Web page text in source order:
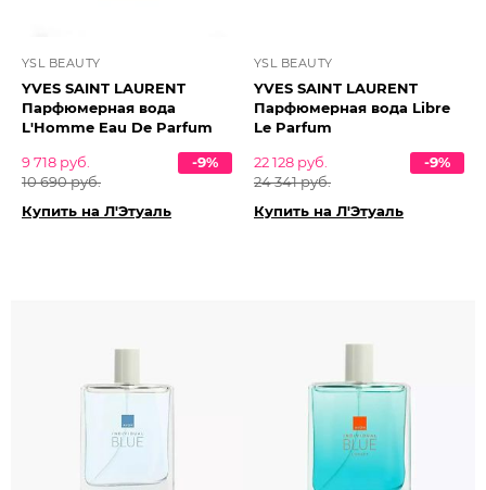
YSL BEAUTY
YVES SAINT LAURENT
Парфюмерная вода
L'Homme Eau De Parfum
9 718 руб.
10 690 руб.
-9%
Купить на Л'Этуаль
YSL BEAUTY
YVES SAINT LAURENT
Парфюмерная вода Libre
Le Parfum
22 128 руб.
24 341 руб.
-9%
Купить на Л'Этуаль